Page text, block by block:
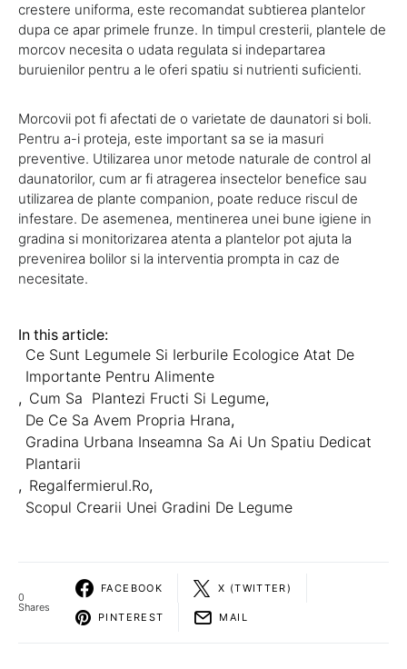
crestere uniforma, este recomandat subtierea plantelor
dupa ce apar primele frunze. In timpul cresterii, plantele de
morcov necesita o udata regulata si indepartarea
buruienilor pentru a le oferi spatiu si nutrienti suficienti.
Morcovii pot fi afectati de o varietate de daunatori si boli.
Pentru a-i proteja, este important sa se ia masuri
preventive. Utilizarea unor metode naturale de control al
daunatorilor, cum ar fi atragerea insectelor benefice sau
utilizarea de plante companion, poate reduce riscul de
infestare. De asemenea, mentinerea unei bune igiene in
gradina si monitorizarea atenta a plantelor pot ajuta la
prevenirea bolilor si la interventia prompta in caz de
necesitate.
In this article:
Ce Sunt Legumele Si Ierburile Ecologice Atat De
Importante Pentru Alimente
, Cum Sa Plantezi Fructi Si Legume,
De Ce Sa Avem Propria Hrana,
Gradina Urbana Inseamna Sa Ai Un Spatiu Dedicat
Plantarii
, Regalfermierul.ro,
Scopul Crearii Unei Gradini De Legume
0
Shares
FACEBOOK X (TWITTER)
PINTEREST MAIL